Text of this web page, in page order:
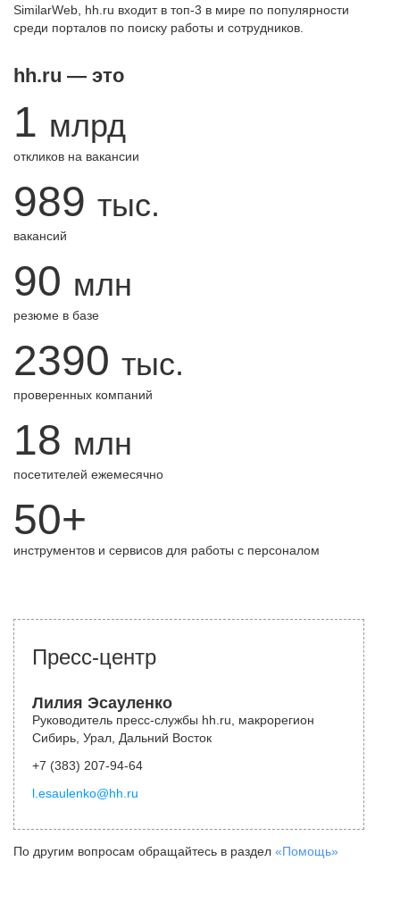
SimilarWeb, hh.ru входит в топ-3 в мире по популярности
среди порталов по поиску работы и сотрудников.
hh.ru — это
1 млрд
откликов на вакансии
989 тыс.
вакансий
90 млн
резюме в базе
2390 тыс.
проверенных компаний
18 млн
посетителей ежемесячно
50+
инструментов и сервисов для работы с персоналом
Пресс-центр
Лилия Эсауленко
Руководитель пресс-службы hh.ru, макрорегион
Сибирь, Урал, Дальний Восток
+7 (383) 207-94-64
l.esaulenko@hh.ru
По другим вопросам обращайтесь в раздел «Помощь»